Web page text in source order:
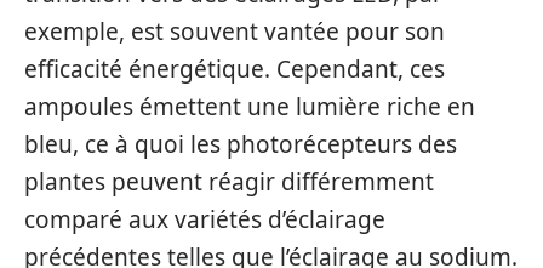
exemple, est souvent vantée pour son
efficacité énergétique. Cependant, ces
ampoules émettent une lumière riche en
bleu, ce à quoi les photorécepteurs des
plantes peuvent réagir différemment
comparé aux variétés d’éclairage
précédentes telles que l’éclairage au sodium.